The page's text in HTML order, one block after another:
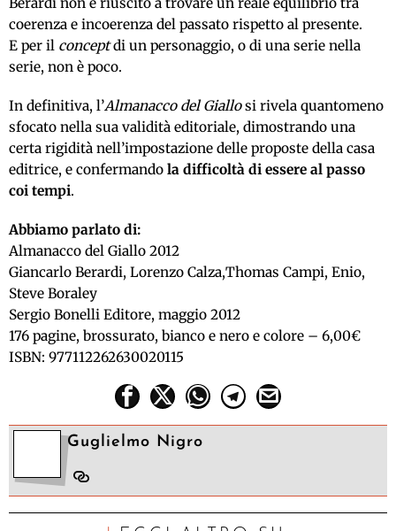
coerenza e incoerenza del passato rispetto al presente.
E per il conceptdi un personaggio, o di una serie nella
serie, non è poco.
In definitiva, l’Almanacco del Giallosi rivela quantomeno
sfocato nella sua validità editoriale, dimostrando una
certa rigidità nell’impostazione delle proposte della casa
editrice, e confermando la difficoltà di essere al passo
coi tempi.
Abbiamo parlato di:
Almanacco del Giallo 2012
Giancarlo Berardi, Lorenzo Calza,Thomas Campi, Enio,
Steve Boraley
Sergio Bonelli Editore, maggio 2012
176 pagine, brossurato, bianco e nero e colore – 6,00€
ISBN: 977112262630020115
Guglielmo Nigro